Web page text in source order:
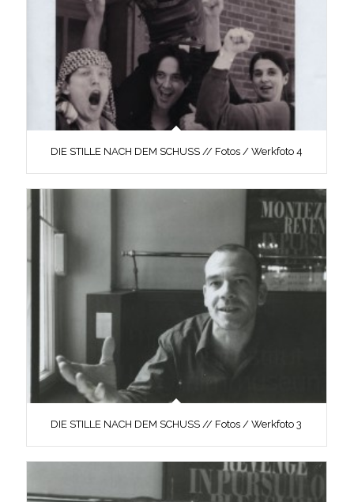
DIE STILLE NACH DEM SCHUSS // Fotos / Werkfoto 4
DIE STILLE NACH DEM SCHUSS // Fotos / Werkfoto 3